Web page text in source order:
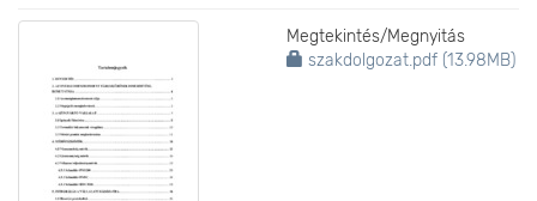
Megtekintés/Megnyitás
szakdolgozat.pdf (13.98MB)